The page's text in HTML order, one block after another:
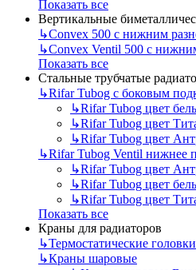
Показать все
Вертикальные
↳Convex 500 с нижним
↳Convex Ventil 500 с
Показать все
Стальные трубчатые
↳Rifar Tubog с боковым
↳Rifar Tubog цвет
↳Rifar Tubog цвет
↳Rifar Tubog цвет
↳Rifar Tubog Ventil нижнее
↳Rifar Tubog цвет
↳Rifar Tubog цвет
↳Rifar Tubog цвет
Показать все
Краны для радиаторов
↳Термостатические головки
↳Краны шаровые